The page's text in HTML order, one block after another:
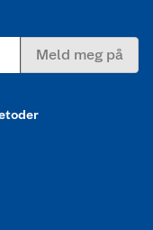
Meld meg på